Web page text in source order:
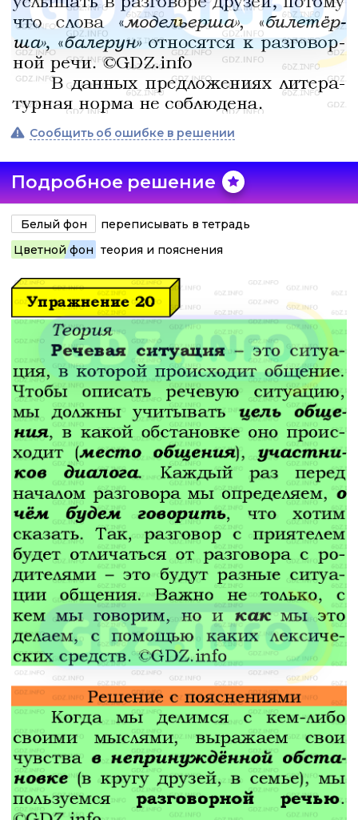
Сообщить об ошибке в решении
Подробное решение
Белый фон
переписывать в тетрадь
Цветной фон теория и пояснения